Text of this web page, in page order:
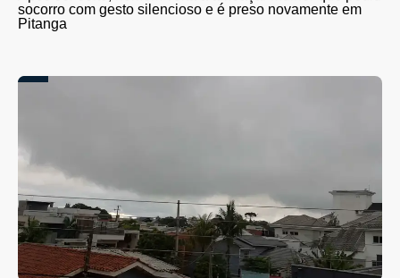
socorro com gesto silencioso e é preso novamente em
Pitanga